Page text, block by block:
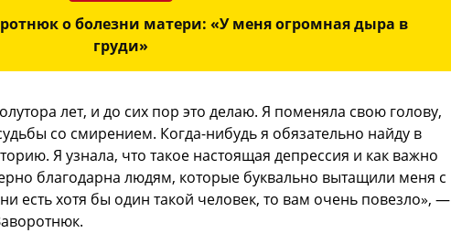
о болезни матери: «У меня огромная дыра в
груди»
лет, и до сих пор это делаю. Я поменяла свою голову,
со смирением. Когда-нибудь я обязательно найду в
Я узнала, что такое настоящая депрессия и как важно
благодарна людям, которые буквально вытащили меня с
есть хотя бы один такой человек, то вам очень повезло», —